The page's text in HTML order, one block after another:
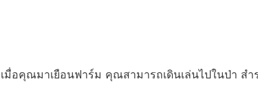
เมื่อคุณมาเยือนฟาร์ม คุณสามารถเดินเล่นไปในป่า ส